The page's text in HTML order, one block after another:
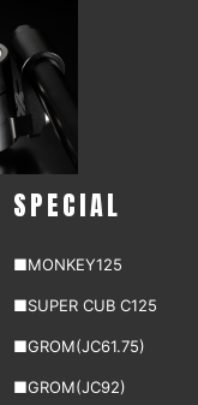
SPECIAL
■MONKEY125
■SUPER CUB C125
■GROM(JC61.75)
■GROM(JC92)